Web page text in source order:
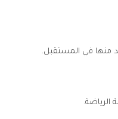
منها في المستقبل.
الرياضة.